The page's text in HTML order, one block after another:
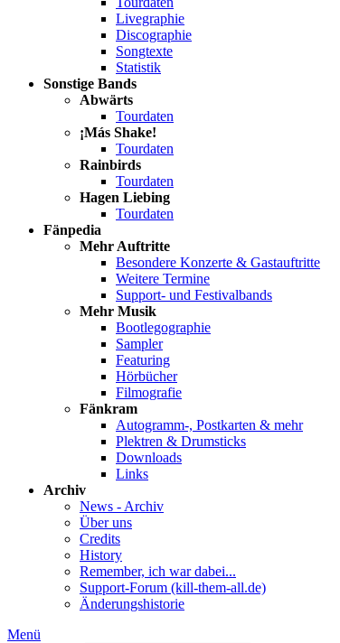
Livegraphie
Discographie
Songtexte
Statistik
Sonstige Bands
Abwärts
Tourdaten
¡Más Shake!
Tourdaten
Rainbirds
Tourdaten
Hagen Liebing
Tourdaten
Fänpedia
Mehr Auftritte
Besondere Konzerte & Gastauftritte
Weitere Termine
Support- und Festivalbands
Mehr Musik
Bootlegographie
Sampler
Featuring
Hörbücher
Filmografie
Fänkram
Autogramm-, Postkarten & mehr
Plektren & Drumsticks
Downloads
Links
Archiv
News - Archiv
Über uns
Credits
History
Remember, ich war dabei...
Support-Forum (kill-them-all.de)
Änderungshistorie
Menü